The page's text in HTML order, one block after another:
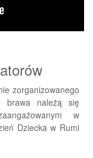
zorganizowanego
brawa należą się
w
Dziecka w Rumi